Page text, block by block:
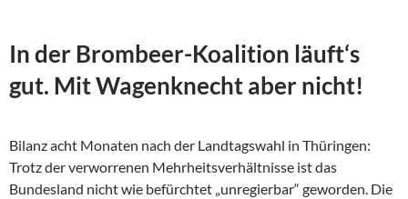
In der Brombeer-Koalition läuft‘s
gut. Mit Wagenknecht aber nicht!
Bilanz acht Monaten nach der Landtagswahl in Thüringen:
Trotz der verworrenen Mehrheitsverhältnisse ist das
Bundesland nicht wie befürchtet „unregierbar“ geworden. Die